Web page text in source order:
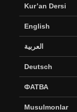
Kur’an Dersi
English
العربية
Deutsch
ФАТВА
Musulmonlar